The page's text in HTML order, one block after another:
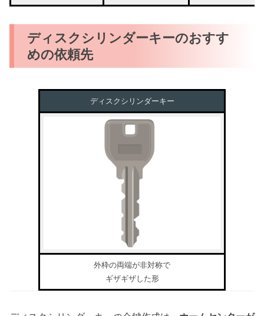
ディスクシリンダーキーのおすす
めの依頼先
ディスクシリンダーキー
外枠の両端が非対称で
ギザギザした形